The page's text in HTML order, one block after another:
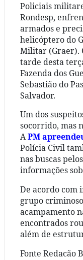
Policiais
Rondesp,
armados e
helicóptero do
Militar (Graer).
tarde desta
Fazenda dos
Sebastião do
Salvador.
Um dos
socorrido, mas
APM
Polícia Civil
nas buscas
informações
De acordo com
grupo
acampamento
encontrados
além de
Fonte Redacão